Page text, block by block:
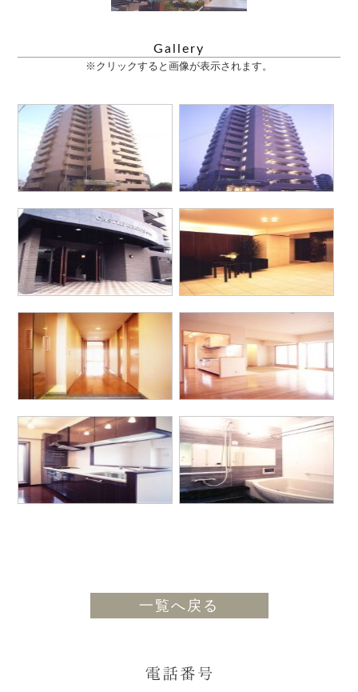
Gallery
※クリックすると画像が表示されます。
一覧へ戻る